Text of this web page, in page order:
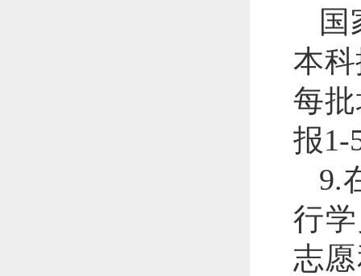
本
每
报1-
9.
行
志